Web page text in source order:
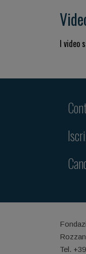
I video
Tel.